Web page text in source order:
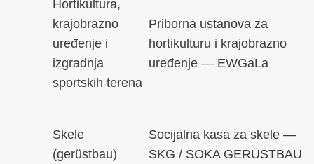
Hortikultura,
krajobrazno
uređenje i
izgradnja
sportskih terena
Priborna ustanova za
hortikulturu i krajobrazno
uređenje — EWGaLa
Skele
(gerüstbau)
Socijalna kasa za skele —
SKG / SOKA GERÜSTBAU